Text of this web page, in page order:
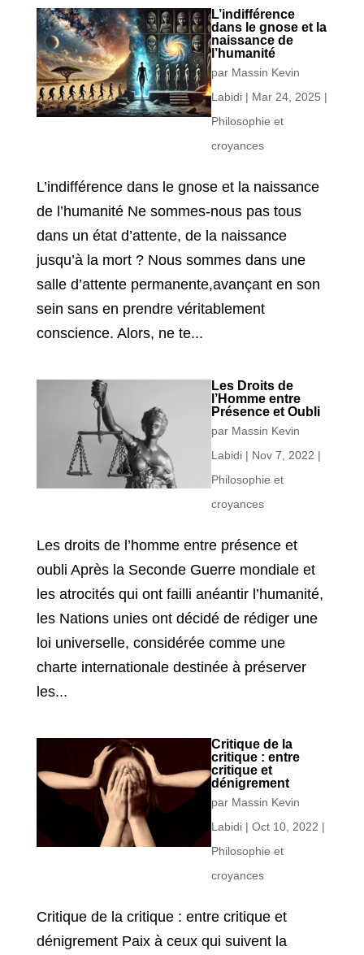
L’indifférence
dans le gnose et la
naissance de
l’humanité
par Massin Kevin
Labidi| Mar 24, 2025 |
Philosophie et
croyances
L’indifférence dans le gnose et la naissance
de l’humanité Ne sommes-nous pas tous
dans un état d’attente, de la naissance
jusqu’à la mort ? Nous sommes dans une
salle d’attente permanente,avançant en son
sein sans en prendre véritablement
conscience. Alors, ne te...
Les Droits de
l’Homme entre
Présence et Oubli
par Massin Kevin
Labidi| Nov 7, 2022 |
Philosophie et
croyances
Les droits de l’homme entre présence et
oubli Après la Seconde Guerre mondiale et
les atrocités qui ont failli anéantir l’humanité,
les Nations unies ont décidé de rédiger une
loi universelle, considérée comme une
charte internationale destinée à préserver
les...
Critique de la
critique : entre
critique et
dénigrement
par Massin Kevin
Labidi| Oct 10, 2022 |
Philosophie et
croyances
Critique de la critique : entre critique et
dénigrement Paix à ceux qui suivent la